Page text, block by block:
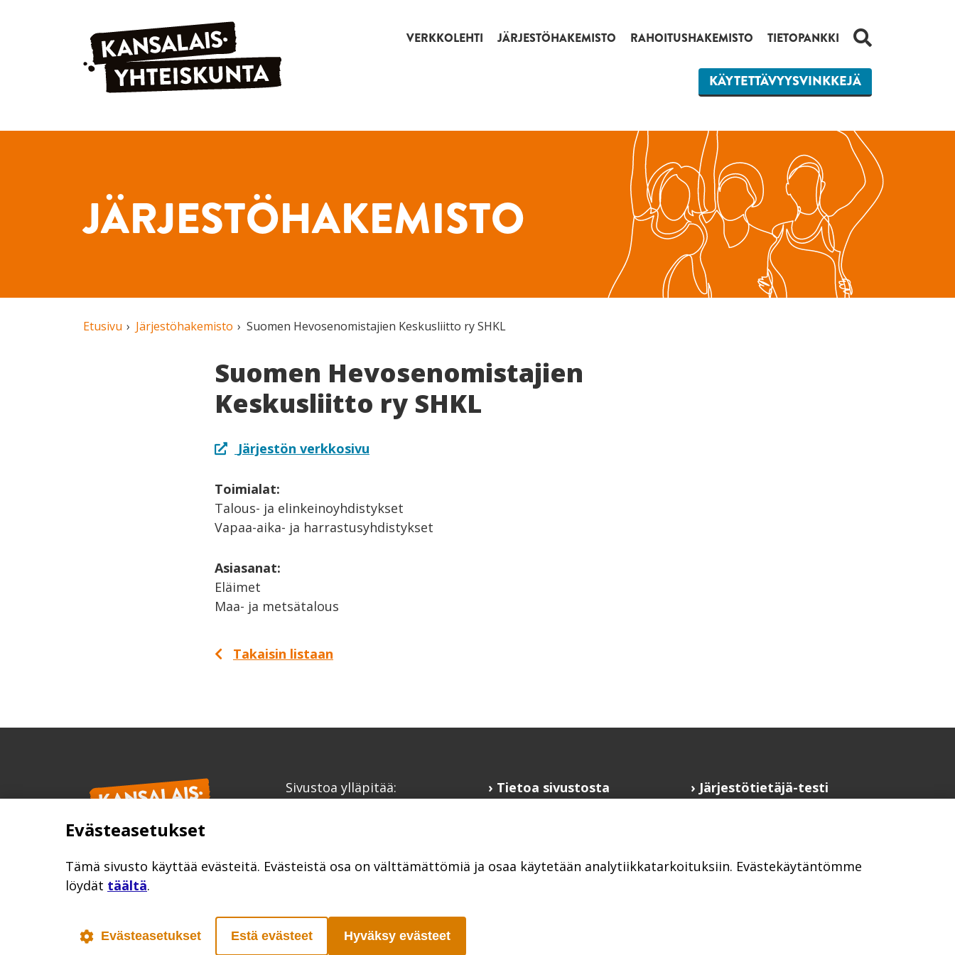
Siirry sisältöön VERKKOLEHTI JÄRJESTÖHAKEMISTO RAHOITUSHAKEMISTO TIETOPANKKI HAKU
KÄYTETTÄVYYSVINKKEJÄ
JÄRJESTÖHAKEMISTO
Etusivu Järjestöhakemisto Suomen Hevosenomistajien Keskusliitto ry SHKL
Suomen Hevosenomistajien
Keskusliitto ry SHKL
Järjestön verkkosivu
Toimialat:
Talous- ja elinkeinoyhdistykset
Vapaa-aika- ja harrastusyhdistykset
Asiasanat:
Eläimet
Maa- ja metsätalous
Takaisin listaan
Sivustoa ylläpitää:
Tietoa sivustosta
Järjestötietäjä-testi
Civil Society
Evästeasetukset
Tämä sivusto käyttää evästeitä. Evästeistä osa on välttämättömiä ja osaa käytetään analytiikkatarkoituksiin. Evästekäytäntömme
löydät täältä.
Evästeasetukset Estä evästeet Hyväksy evästeet